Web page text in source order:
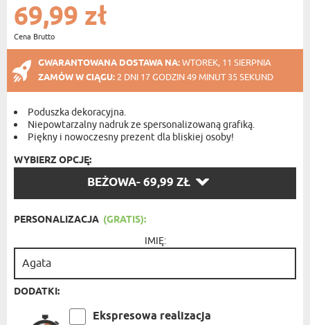
69,99 zł
Cena Brutto
GWARANTOWANA DOSTAWA NA:WTOREK, 11 SIERPNIA
ZAMÓW W CIĄGU: 2 DNI 17 GODZIN 49 MINUT 34 SEKUND
Poduszka dekoracyjna.
Niepowtarzalny nadruk ze spersonalizowaną grafiką.
Piękny i nowoczesny prezent dla bliskiej osoby!
WYBIERZ OPCJĘ:
BEŻOWA- 69,99 ZŁ
PERSONALIZACJA (GRATIS):
IMIĘ:
DODATKI:
Ekspresowa realizacja